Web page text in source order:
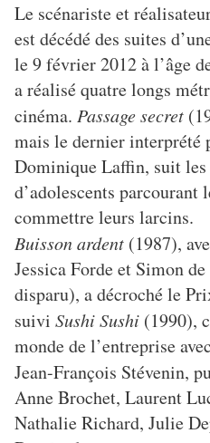
Le scénariste et
est décédé des suites
le 9 février 2012 à l’âge
a réalisé quatre longs
cinéma. Passage secret
mais le dernier interprété
Dominique Laffin, suit les
d’adolescents parcourant
commettre leurs larcins.
Buisson ardent (1987),
Jessica Forde et Simon
disparu), a décroché le
suivi Sushi Sushi (1990),
monde de l’entreprise
Jean-François Stévenin,
Anne Brochet, Laurent
Nathalie Richard, Julie